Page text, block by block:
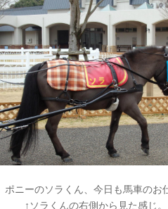
ポニーのソラくん、今日も馬車のお
↑ソラくんの右側から見た感じ。